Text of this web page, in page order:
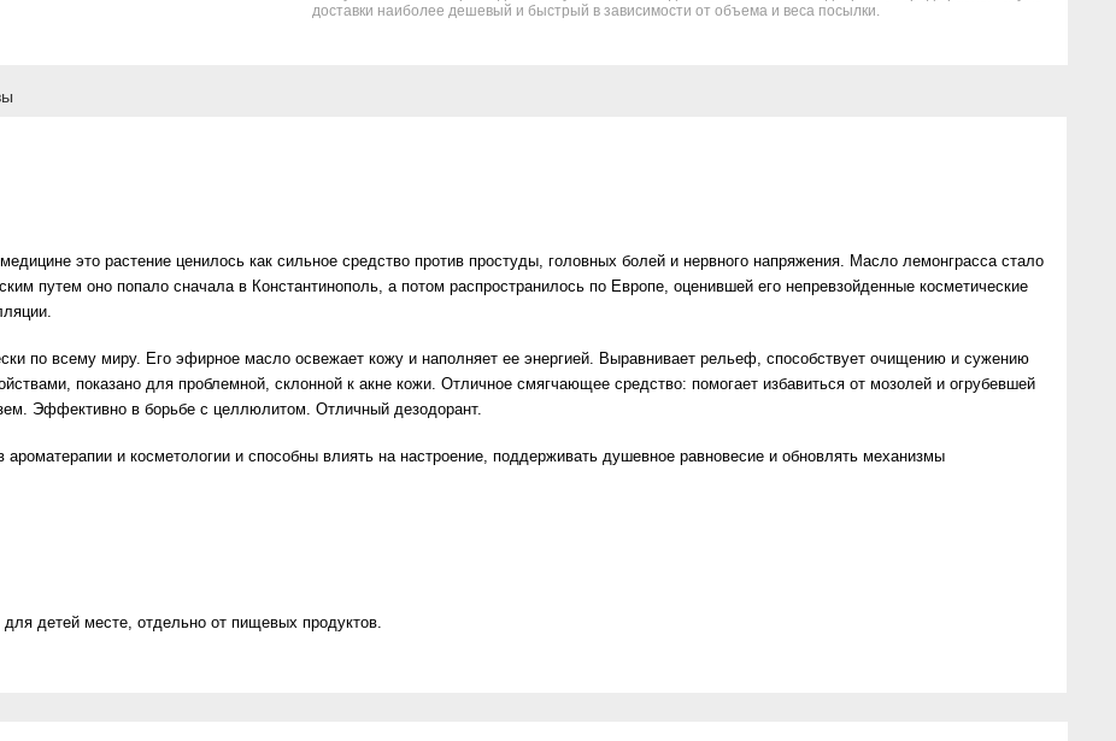
доставки наиболее дешевый и быстрый в зависимости от объема и веса посылки.
это растение ценилось как сильное средство против простуды, головных болей и нервного напряжения. Масло лемонграсса стало
путем оно попало сначала в Константинополь, а потом распространилось по Европе, оценившей его непревзойденные косметические
по всему миру. Его эфирное масло освежает кожу и наполняет ее энергией. Выравнивает рельеф, способствует очищению и сужению
показано для проблемной, склонной к акне кожи. Отличное смягчающее средство: помогает избавиться от мозолей и огрубевшей
Эффективно в борьбе с целлюлитом. Отличный дезодорант.
и косметологии и способны влиять на настроение, поддерживать душевное равновесие и обновлять механизмы
детей месте, отдельно от пищевых продуктов.